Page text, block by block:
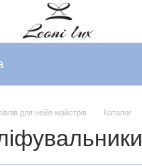
для нейл-майстрів Каталог